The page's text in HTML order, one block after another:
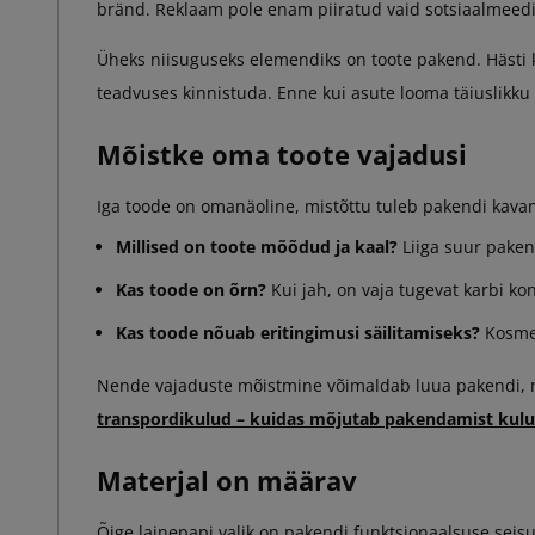
bränd. Reklaam pole enam piiratud vaid
Üheks niisuguseks elemendiks on toote pakend.
teadvuses kinnistuda. Enne kui asute looma
Mõistke oma toote vajadusi
Iga toode on omanäoline, mistõttu tuleb pakendi
Millised on toote mõõdud ja kaal? Liiga suur
Kas toode on õrn? Kui jah, on vaja tugevat karbi
Kas toode nõuab eritingimusi säilitamiseks?
Nende vajaduste mõistmine võimaldab luua
transpordikulud – kuidas mõjutab pakendamist
Materjal on määrav